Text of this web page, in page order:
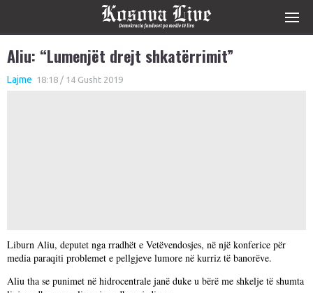
Aliu: “Lumenjët drejt shkatërrimit”
Lajme 18:18 / 14 Gusht 2019
Liburn Aliu, deputet nga rradhët e Vetëvendosjes, në një konferice për
media paraqiti problemet e pellgjeve lumore në kurriz të banorëve.
Aliu tha se punimet në hidrocentrale janë duke u bërë me shkelje të shumta